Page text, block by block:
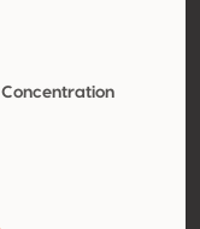
Concentration